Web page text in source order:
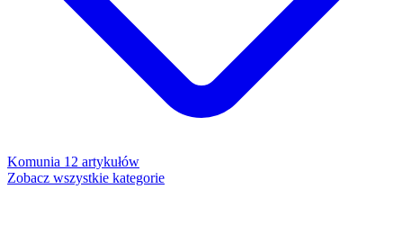
Komunia 12 artykułów
Zobacz wszystkie kategorie